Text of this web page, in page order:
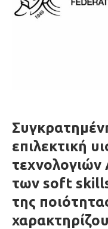
επιλεκτική
τεχνολογιών
των soft
της